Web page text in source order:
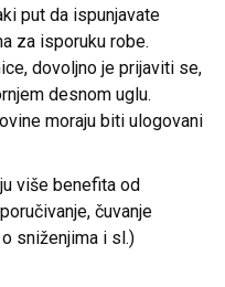
put da ispunjavate
za isporuku robe.
dovoljno je prijaviti se,
desnom uglu.
moraju biti ulogovani
više benefita od
čuvanje
sniženjima i sl.)